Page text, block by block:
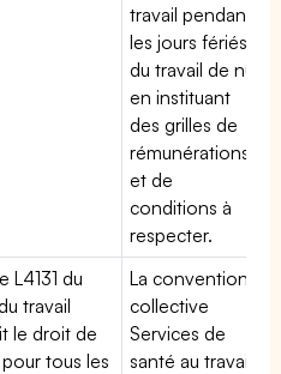
travail pendant
les jours fériés,
du travail de nuit
en instituant
des grilles de
rémunérations
et de
conditions à
respecter.
L4131 du
travail
le droit de
tous les
La convention
collective
Services de
santé au travail